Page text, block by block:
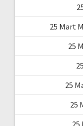
25 Mart
25
25
25